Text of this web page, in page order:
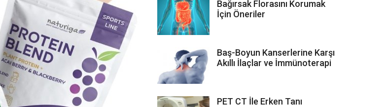
Bağırsak Florasını Korumak
İçin Öneriler
Baş-Boyun Kanserlerine Karşı
Akıllı İlaçlar ve İmmünoterapi
PET CT İle Erken Tanı